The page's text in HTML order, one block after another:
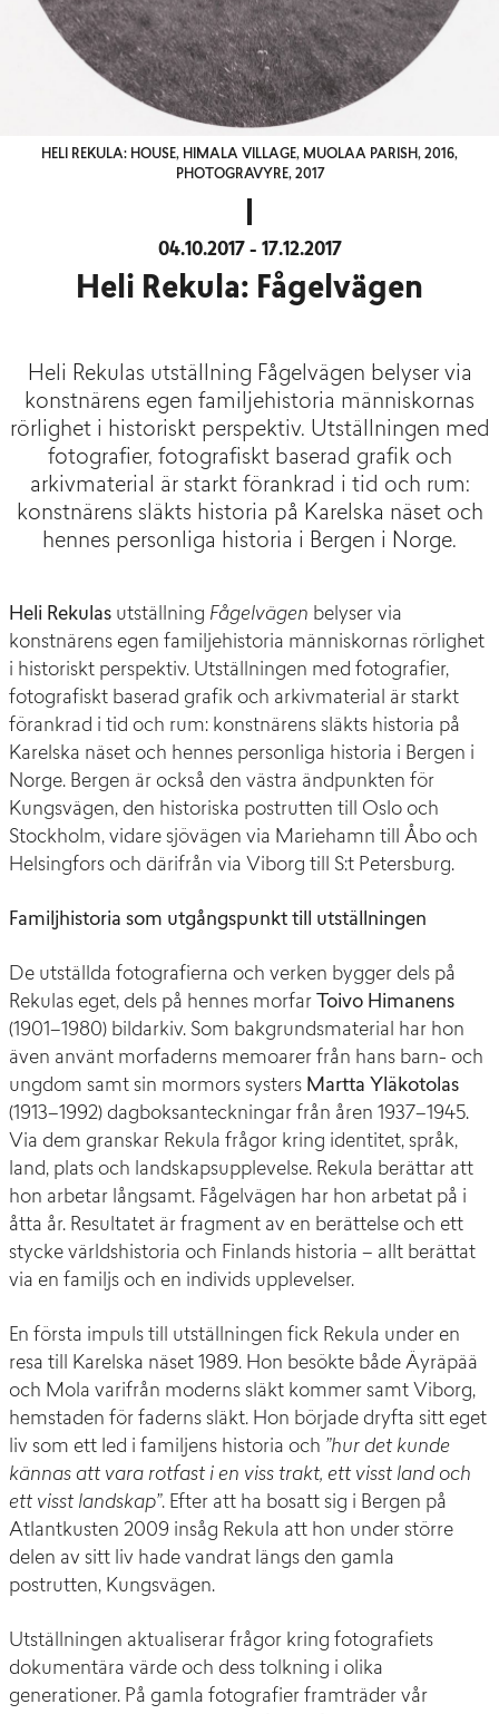
HELI REKULA: HOUSE, HIMALA VILLAGE, MUOLAA PARISH, 2016,
PHOTOGRAVYRE, 2017
04.10.2017 - 17.12.2017
Heli Rekula: Fågelvägen
Heli Rekulas utställning Fågelvägen belyser via
konstnärens egen familjehistoria människornas
rörlighet i historiskt perspektiv. Utställningen med
fotografier, fotografiskt baserad grafik och
arkivmaterial är starkt förankrad i tid och rum:
konstnärens släkts historia på Karelska näset och
hennes personliga historia i Bergen i Norge.
Heli Rekulas utställning Fågelvägen belyser via
konstnärens egen familjehistoria människornas rörlighet
i historiskt perspektiv. Utställningen med fotografier,
fotografiskt baserad grafik och arkivmaterial är starkt
förankrad i tid och rum: konstnärens släkts historia på
Karelska näset och hennes personliga historia i Bergen i
Norge. Bergen är också den västra ändpunkten för
Kungsvägen, den historiska postrutten till Oslo och
Stockholm, vidare sjövägen via Mariehamn till Åbo och
Helsingfors och därifrån via Viborg till S:t Petersburg.
Familjhistoria som utgångspunkt till utställningen
De utställda fotografierna och verken bygger dels på
Rekulas eget, dels på hennes morfar
Toivo Himanens
(1901–1980) bildarkiv. Som bakgrundsmaterial har hon
även använt morfaderns memoarer från hans barn- och
ungdom samt sin mormors systers Martta Yläkotolas
(1913–1992) dagboksanteckningar från åren 1937–1945.
Via dem granskar Rekula frågor kring identitet, språk,
land, plats och landskapsupplevelse. Rekula berättar att
hon arbetar långsamt. Fågelvägen har hon arbetat på i
åtta år. Resultatet är fragment av en berättelse och ett
stycke världshistoria och Finlands historia – allt berättat
via en familjs och en individs upplevelser.
En första impuls till utställningen fick Rekula under en
resa till Karelska näset 1989. Hon besökte både Äyräpää
och Mola varifrån moderns släkt kommer samt Viborg,
hemstaden för faderns släkt. Hon började dryfta sitt eget
liv som ett led i familjens historia och ”hur det kunde
kännas att vara rotfast i en viss trakt, ett visst land och
ett visst landskap”. Efter att ha bosatt sig i Bergen på
Atlantkusten 2009 insåg Rekula att hon under större
delen av sitt liv hade vandrat längs den gamla
postrutten, Kungsvägen.
Utställningen aktualiserar frågor kring fotografiets
dokumentära värde och dess tolkning i olika
generationer. På gamla fotografier framträder vår